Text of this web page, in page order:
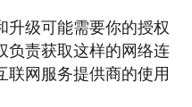
升级可能需要你的授权
负责获取这样的网络连
联网服务提供商的使用